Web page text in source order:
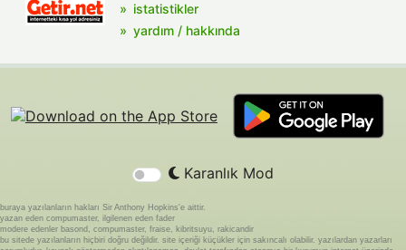
istatistikler
yardım / hakkında
Karanlık Mod
buraya yazılanların hakları Sir Anthony Hopkins'e aittir.
yazan eden compumaster, ilgilenen eden fader
modere edenler basond, compumaster, fraise, kibritsuyu, rakicandir
bu sitede yazılanların hiçbiri doğru değildir. site içeriği küçükler için sakıncalı olabilir. yazılardan yazarları